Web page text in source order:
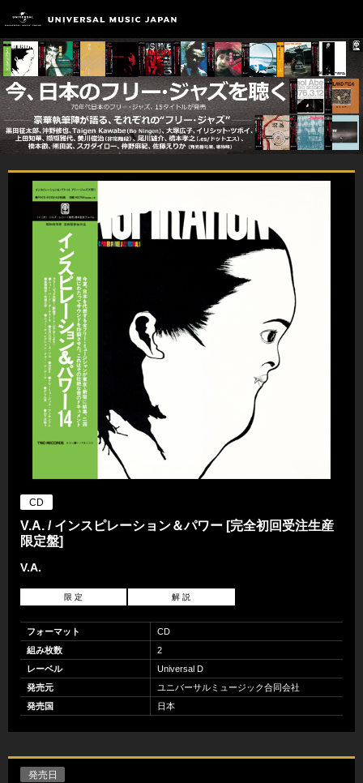
CD
V.A. / インスピレーション＆パワー [完全初回受注生産
限定盤]
V.A.
限 定 解 説
フォーマット
CD
組み枚数
2
レーベル
Universal D
発売元
ユニバーサルミュージック合同会社
発売国
日本
発売日